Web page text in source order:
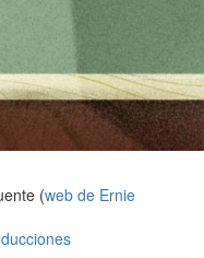
(web de Ernie